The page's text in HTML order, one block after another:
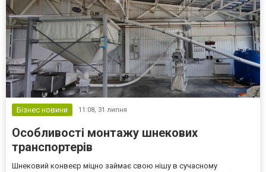
Бізнес новини 11:08, 31 липня
Особливості монтажу шнекових
транспортерів
Шнековий конвеєр міцно займає свою нішу в сучасному